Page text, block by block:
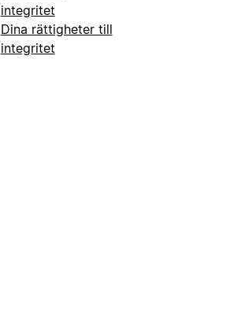
integritet
Dina rättigheter till
integritet